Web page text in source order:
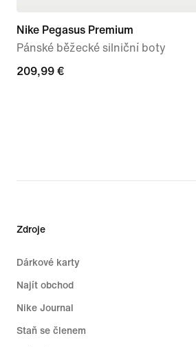
Nike Pegasus Premium
Pánské běžecké silniční boty
209,99 €
209,99 €
Zdroje
Dárkové karty
Najít obchod
Nike Journal
Staň se členem